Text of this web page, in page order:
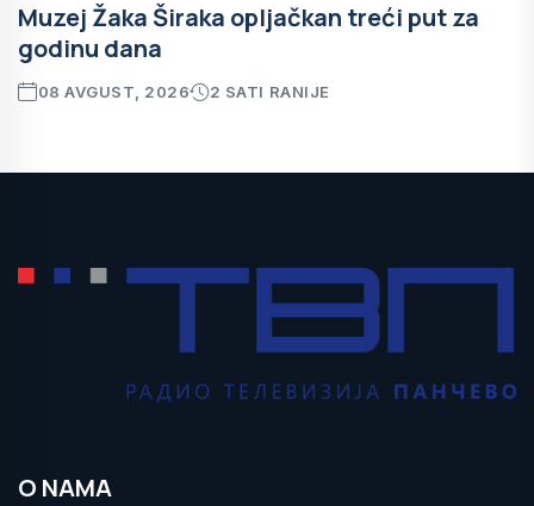
Muzej Žaka Širaka opljačkan treći put za
godinu dana
08 AVGUST, 2026 2 SATI RANIJE
O NAMA